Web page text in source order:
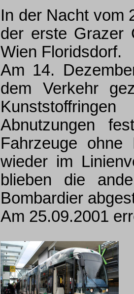
In der Nacht vom
der erste Grazer
Wien Floridsdorf.
Am 14.
dem Verkehr
Abnutzungen
Fahrzeuge
wieder im
blieben die
Bombardier
Am 25.09.2001